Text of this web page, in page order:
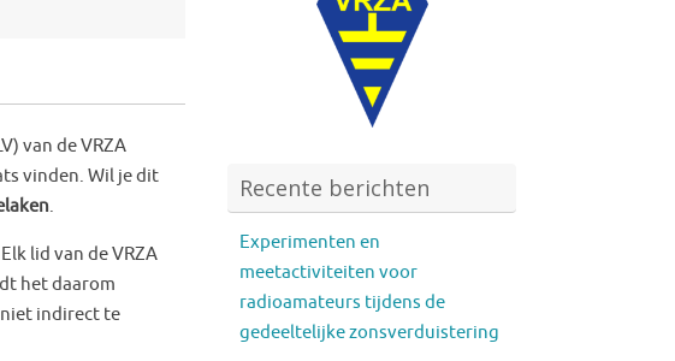
van de VRZA
vinden. Wil je dit
.
lid van de VRZA
het daarom
indirect te
Recente berichten
Experimenten en
meetactiviteiten voor
radioamateurs tijdens de
gedeeltelijke zonsverduistering